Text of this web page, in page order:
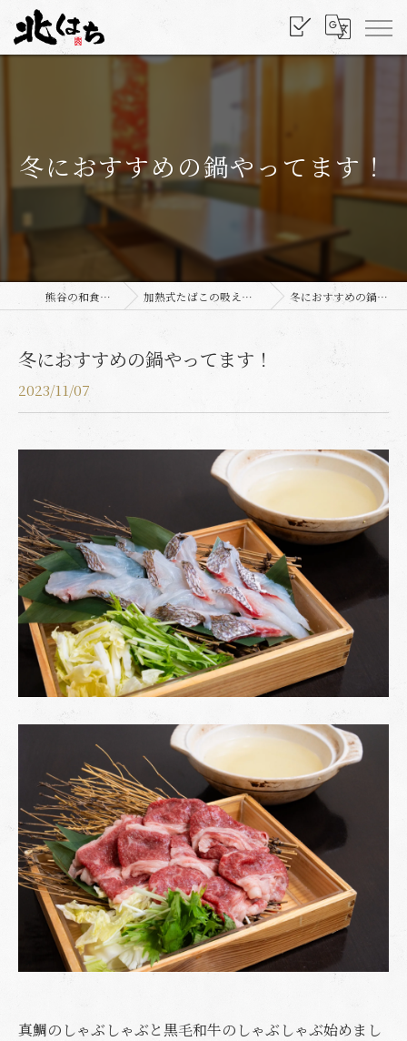
冬におすすめの鍋やってます！
熊谷の和食なら北はち 加熱式たばこの吸える個室ございます 冬におすすめの鍋やってます！
冬におすすめの鍋やってます！
2023/11/07
真鯛のしゃぶしゃぶと黒毛和牛のしゃぶしゃぶ始めまし